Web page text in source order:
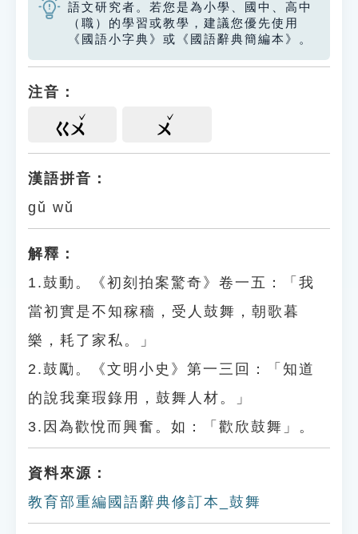
語文研究者。若您是為小學、國中、高中
（職）的學習或教學，建議您優先使用
《國語小字典》或《國語辭典簡編本》。
注音：
ㄍㄨ ㄨ
漢語拼音：
gǔ wǔ
解釋：
1.鼓動。《初刻拍案驚奇》卷一五：「我
當初實是不知稼穡，受人鼓舞，朝歌暮
樂，耗了家私。」
2.鼓勵。《文明小史》第一三回：「知道
的說我棄瑕錄用，鼓舞人材。」
3.因為歡悅而興奮。如：「歡欣鼓舞」。
資料來源：
教育部重編國語辭典修訂本_鼓舞